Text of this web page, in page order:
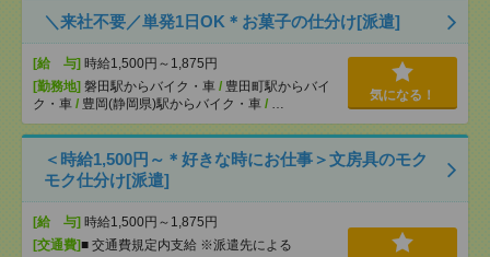
＼来社不要／単発1日OK＊お菓子の仕分け[派遣]
[給 与] 時給1,500円～1,875円
[勤務地] 磐田駅からバイク・車 / 豊田町駅からバイ
ク・車 / 豊岡(静岡県)駅からバイク・車 / …
気になる！
＜時給1,500円～＊好きな時にお仕事＞文房具のモク
モク仕分け[派遣]
[給 与] 時給1,500円～1,875円
[交通費]■ 交通費規定内支給 ※派遣先による